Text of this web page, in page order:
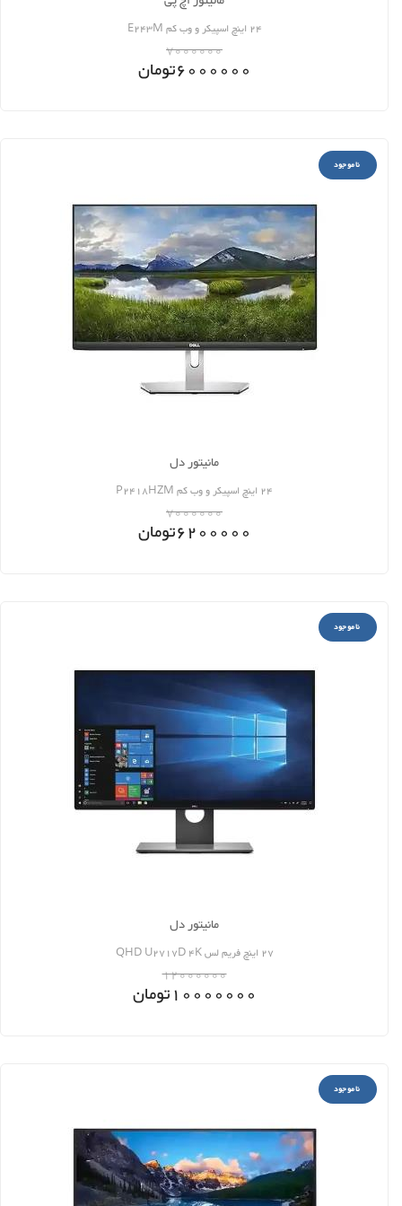
24 اینچ اسپیکر و وب کم E243M
7000000
6000000تومان
ناموجود
مانیتور دل
24 اینچ اسپیکر و وب کم P2418HZM
7000000
6200000تومان
ناموجود
مانیتور دل
27 اینچ فریم لس QHD U2717D 4K
12000000
10000000تومان
ناموجود